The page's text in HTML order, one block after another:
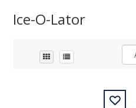
Ice-O-Lator